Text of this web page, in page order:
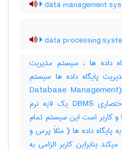
data management
data processing
داده ها ، سیستم مدیریت
پایگاه داده ها سیستم
مدیریت پایگاه داده ها (Database Management
System ) با حروف اختصاری DBMS یک لایه نرم
و کاربر است این سیستم تمام
پایگاه داده ها ( مثلاً پرس و
بنابراین کاربر الزامی به